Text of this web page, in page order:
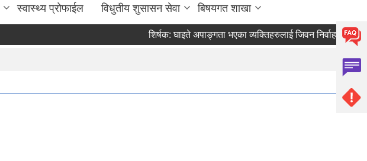
स्वास्थ्य प्रोफाईल विधुतीय शुसासन सेवा बिषयगत शाखा
शिर्षक:घाइते अपाङ्गता भएका व्यक्तिहरुलाई जिवन निर्वाह भत्ता र सहिद